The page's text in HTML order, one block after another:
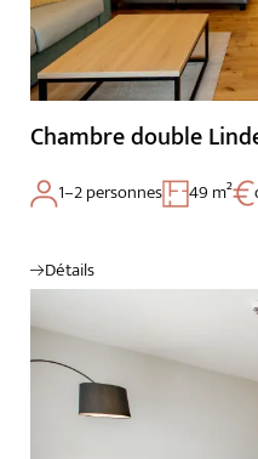
Chambre double
1–2 personnes 49 m²
Détails